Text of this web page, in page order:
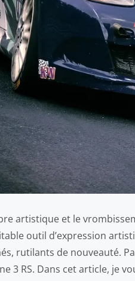
artistique et le
outil d’expression
rutilants de nouveauté.
3 RS. Dans cet article, je